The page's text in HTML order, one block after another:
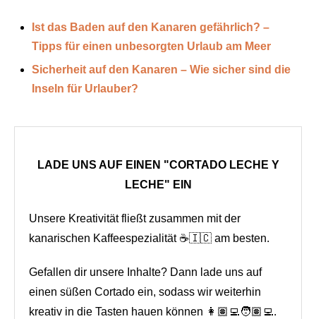
Ist das Baden auf den Kanaren gefährlich? –
Tipps für einen unbesorgten Urlaub am Meer
Sicherheit auf den Kanaren – Wie sicher sind die
Inseln für Urlauber?
LADE UNS AUF EINEN "CORTADO LECHE Y
LECHE" EIN
Unsere Kreativität fließt zusammen mit der
kanarischen Kaffeespezialität ☕🇮🇨 am besten.
Gefallen dir unsere Inhalte? Dann lade uns auf
einen süßen Cortado ein, sodass wir weiterhin
kreativ in die Tasten hauen können 👩🏽‍💻🧑🏽‍💻.